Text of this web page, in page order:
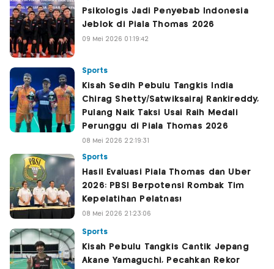
Psikologis Jadi Penyebab Indonesia
Jeblok di Piala Thomas 2026
09 Mei 2026 01:19:42
Sports
Kisah Sedih Pebulu Tangkis India
Chirag Shetty/Satwiksairaj Rankireddy,
Pulang Naik Taksi Usai Raih Medali
Perunggu di Piala Thomas 2026
08 Mei 2026 22:19:31
Sports
Hasil Evaluasi Piala Thomas dan Uber
2026: PBSI Berpotensi Rombak Tim
Kepelatihan Pelatnas!
08 Mei 2026 21:23:06
Sports
Kisah Pebulu Tangkis Cantik Jepang
Akane Yamaguchi, Pecahkan Rekor